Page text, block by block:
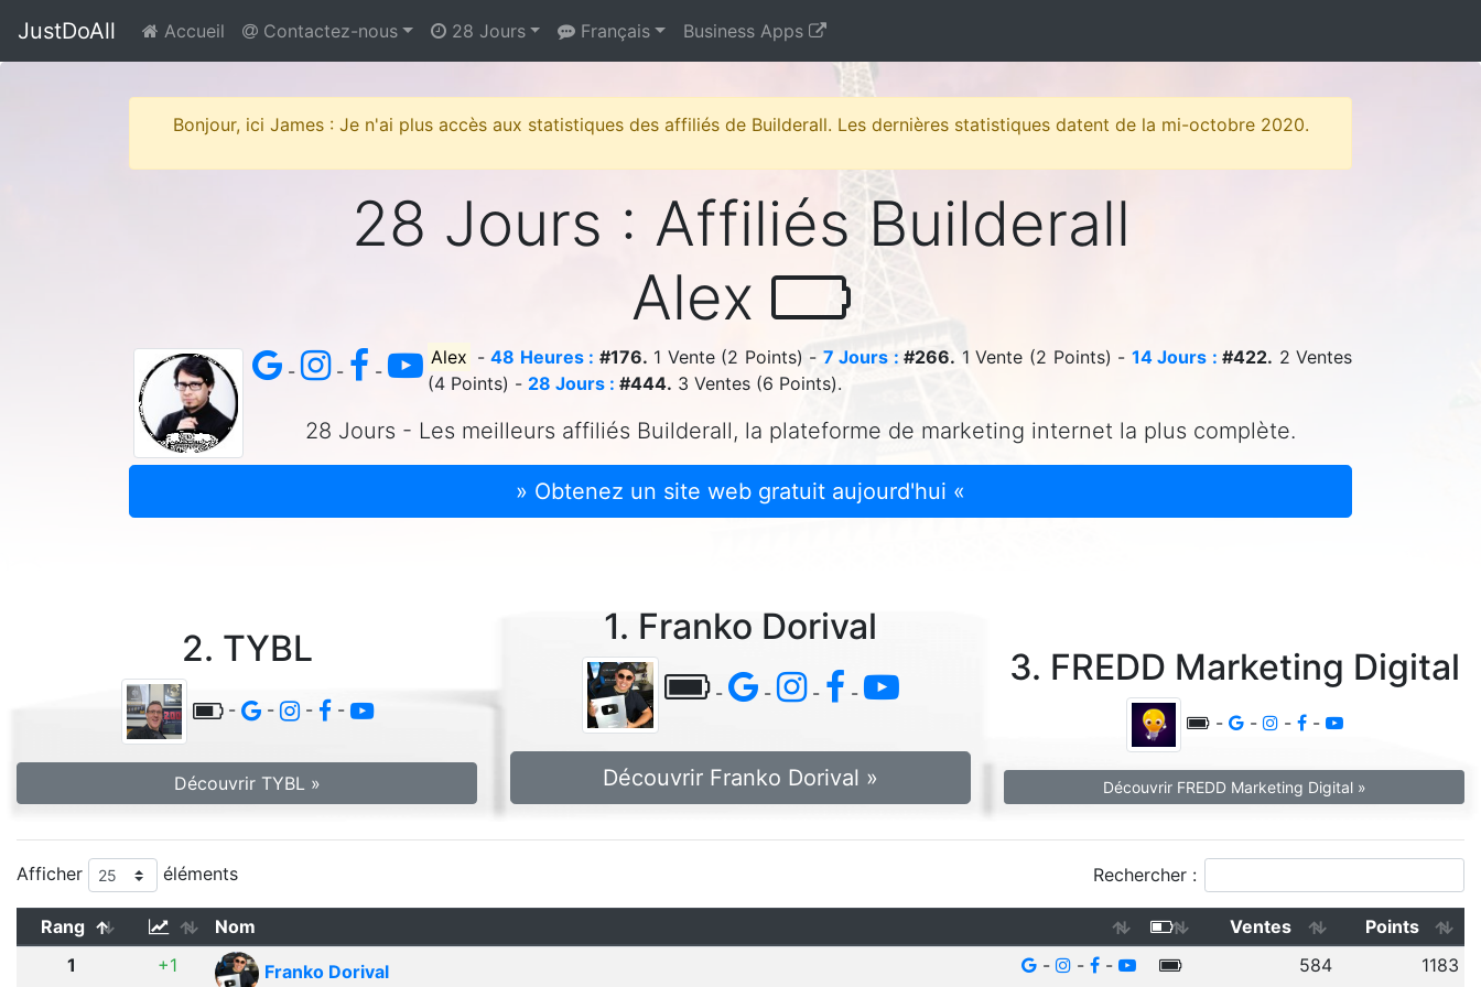
JustDoAll Accueil Contactez-nous 28 Jours Français Business Apps
Bonjour, ici James : Je n'ai plus accès aux statistiques des affiliés de Builderall. Les dernières statistiques datent de la mi-octobre 2020.
28 Jours : Affiliés Builderall
Alex
- - -
Alex -48 Heures : #176. 1 Vente (2 Points) - 7 Jours : #266. 1 Vente (2 Points) - 14 Jours : #422. 2 Ventes
(4 Points) - 28 Jours : #444. 3 Ventes (6 Points).
28 Jours - Les meilleurs affiliés Builderall, la plateforme de marketing internet la plus complète.
» Obtenez un site web gratuit aujourd'hui «
2. TYBL
- - - -
Découvrir TYBL »
1. Franko Dorival
- - - -
Découvrir Franko Dorival »
3. FREDD Marketing Digital
- - - -
Découvrir FREDD Marketing Digital »
Afficher éléments Rechercher :
Rang Nom Ventes
Points
1
+1 Franko Dorival - - - 584 1183